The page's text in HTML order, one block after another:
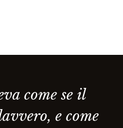
come se il
e come